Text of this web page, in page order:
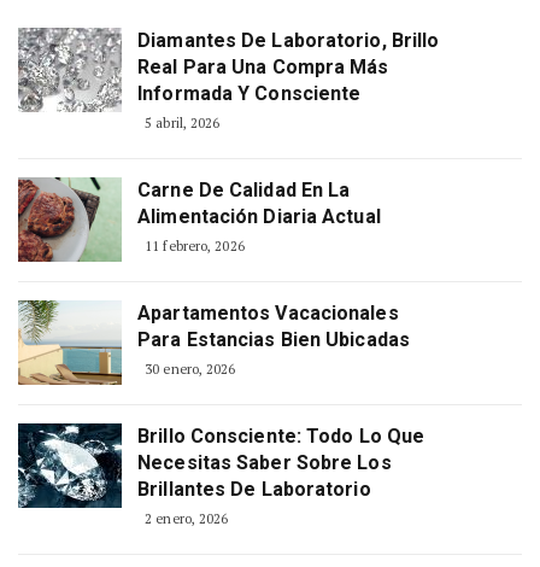
Diamantes De Laboratorio, Brillo
Real Para Una Compra Más
Informada Y Consciente
5 abril, 2026
Carne De Calidad En La
Alimentación Diaria Actual
11 febrero, 2026
Apartamentos Vacacionales
Para Estancias Bien Ubicadas
30 enero, 2026
Brillo Consciente: Todo Lo Que
Necesitas Saber Sobre Los
Brillantes De Laboratorio
2 enero, 2026